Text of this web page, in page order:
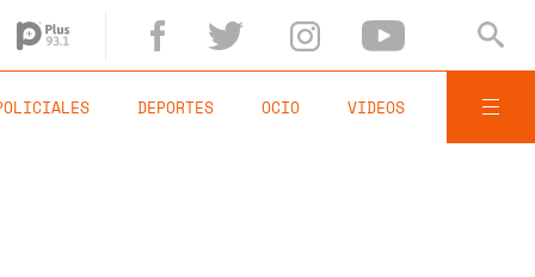
DEPORTES OCIO VIDEOS